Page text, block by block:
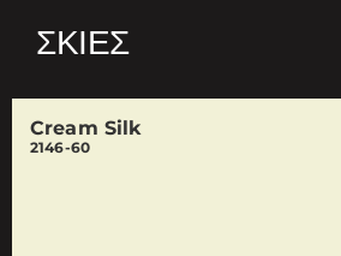
ΣΚΙΈΣ
Cream Silk
2146-60